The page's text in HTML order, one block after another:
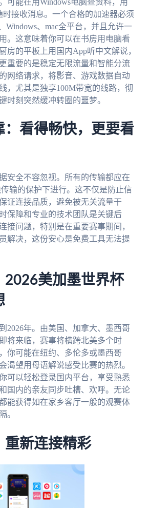
时接收消息。一个合格的加速器必须
Windows、mac全平台，并且允许一
。这意味着你可以在书房用电脑看
房的平板上用国内App听中文解说，
重要的是稳定无限流量和智能分流
网络请求，将影音、游戏数据自动
，尤其是独享100M带宽的线路，彻
时刻突然缓冲转圈的噩梦。
：看得畅快，更要看
安全不容忽视。所有的传输都应在
输的保护下进行。这不仅是防止信
证连接品质，避免被无关流量干
保障和专业的技术团队是关键后
接问题，特别是在重要赛事期间，
解决，这份安心是免费工具无法提
2026美加墨世界杯
2026年。由美国、加拿大、墨西哥
将来临，赛事将横跨北美多个时
你可能在纽约、多伦多或墨西哥
渴望用母语解说感受比赛的热烈。
可以轻松登录国内平台，享受熟悉
国内的亲友同步吐槽、欢呼。无论
能获得如在家乡客厅一般的观赛体
。
重新连接精彩